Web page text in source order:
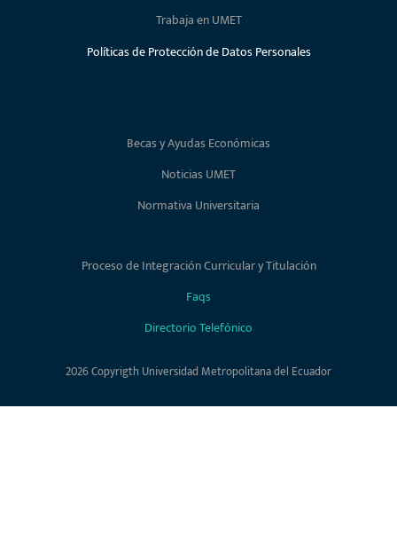
Trabaja en UMET
Políticas de Protección de Datos Personales
Becas y Ayudas Económicas
Noticias UMET
Normativa Universitaria
Proceso de Integración Curricular y Titulación
Faqs
Directorio Telefónico
2026 Copyrigth Universidad Metropolitana del Ecuador